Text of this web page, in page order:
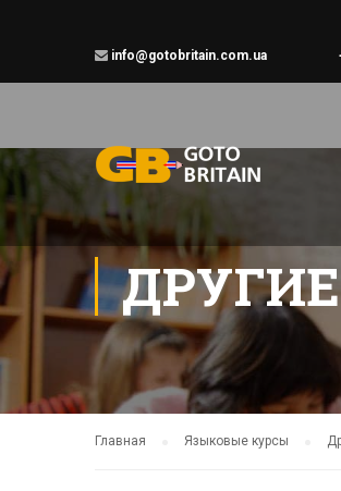
info@gotobritain.com.ua
Главная Языковые курсы